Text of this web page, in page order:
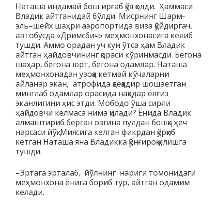
Наташа индамай бош ирғаб қўя қолди. Ҳаммаси
Владик айтганидай бўлди. Мисрнинг Шарм-
эль–шейх шаҳри аэропортида виза қўйдиргач,
автобусда «Дримсбич» меҳмонхонасига келиб
тушди. Аммо орадан уч кун ўтса ҳам Владик
айтган ҳайдовчининг қораси кўринмасди. Бегона
шаҳар, бегона юрт, бегона одамлар. Наташа
меҳмонхонадан узоққа кетмай кўчаларни
айланар экан, атрофида қаёққадир шошаётган
минглаб одамлар орасида нақадар ёлғиз
эканлигини ҳис этди. Мободо ўша сирли
ҳайдовчи келмаса нима қилади? Ёнида Владик
алмаштириб берган озгина пулдан бошқа ҳеч
нарсаси йўқ. Миясига келган фикрдан қўрқиб
кетган Наташа яна Владикка қўнғироқ қилишга
тушди.
–Эртага эрталаб, йўлнинг нариги томонидаги
меҳмонхона ёнига бориб тур, айтган одамим
келади.